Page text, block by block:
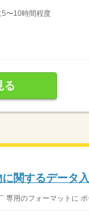
〜10時間程度
る
関するデータ
専用のフォーマットに